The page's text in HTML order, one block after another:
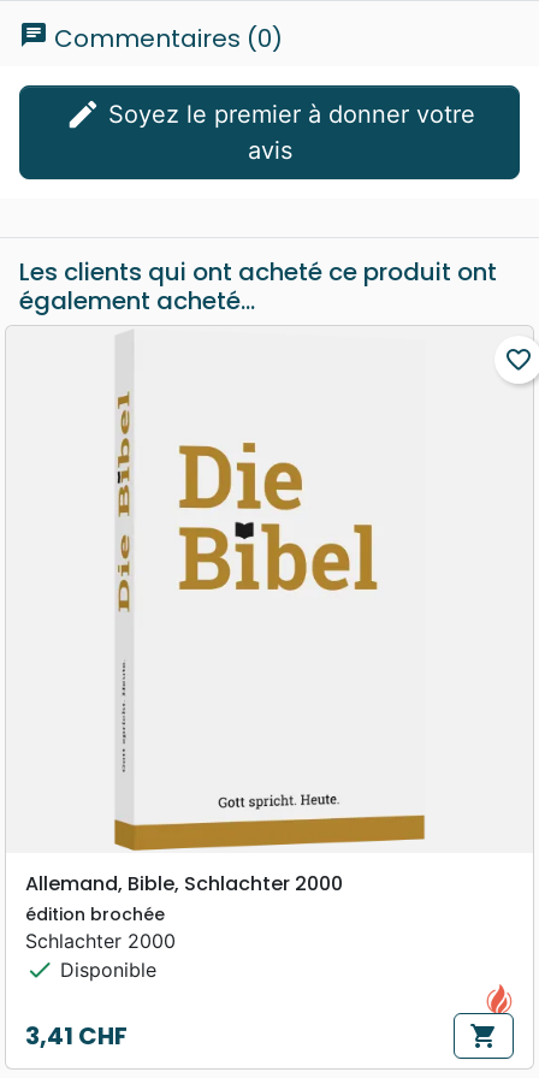
chat Commentaires (0)
edit
avis
Les clients qui ont acheté ce produit ont
également acheté...
favorite_border
Allemand, Bible, Schlachter 2000
édition brochée
Schlachter 2000
check Disponible
Prix
3,41 CHF shopping_cart